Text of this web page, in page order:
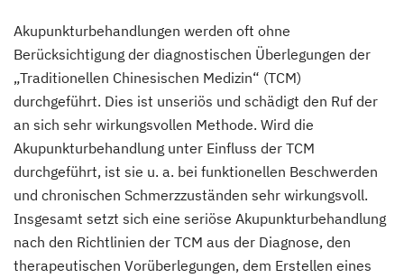
Akupunkturbehandlungen werden oft ohne
Berücksichtigung der diagnostischen Überlegungen der
„Traditionellen Chinesischen Medizin“ (TCM)
durchgeführt. Dies ist unseriös und schädigt den Ruf der
an sich sehr wirkungsvollen Methode. Wird die
Akupunkturbehandlung unter Einfluss der TCM
durchgeführt, ist sie u. a. bei funktionellen Beschwerden
und chronischen Schmerzzuständen sehr wirkungsvoll.
Insgesamt setzt sich eine seriöse Akupunkturbehandlung
nach den Richtlinien der TCM aus der Diagnose, den
therapeutischen Vorüberlegungen, dem Erstellen eines